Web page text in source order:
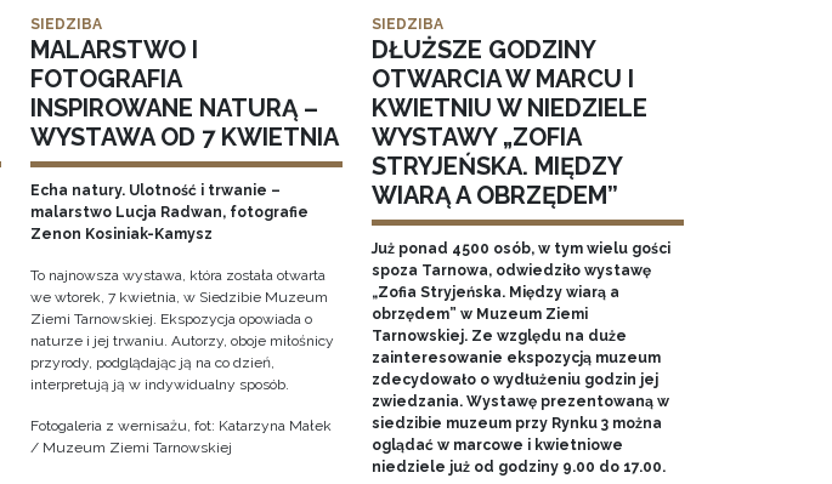
SIEDZIBA
MALARSTWO I
FOTOGRAFIA
INSPIROWANE NATURĄ –
WYSTAWA OD 7 KWIETNIA
Echa natury. Ulotność i trwanie –
malarstwo Lucja Radwan, fotografie
Zenon Kosiniak-Kamysz
To najnowsza wystawa, która została otwarta
we wtorek, 7 kwietnia, w Siedzibie Muzeum
Ziemi Tarnowskiej. Ekspozycja opowiada o
naturze i jej trwaniu. Autorzy, oboje miłośnicy
przyrody, podglądając ją na co dzień,
interpretują ją w indywidualny sposób.
Fotogaleria z wernisażu, fot: Katarzyna Małek
/ Muzeum Ziemi Tarnowskiej
SIEDZIBA
DŁUŻSZE GODZINY
OTWARCIA W MARCU I
KWIETNIU W NIEDZIELE
WYSTAWY „ZOFIA
STRYJEŃSKA. MIĘDZY
WIARĄ A OBRZĘDEM”
Już ponad 4500 osób, w tym wielu gości
spoza Tarnowa, odwiedziło wystawę
„Zofia Stryjeńska. Między wiarą a
obrzędem” w Muzeum Ziemi
Tarnowskiej. Ze względu na duże
zainteresowanie ekspozycją muzeum
zdecydowało o wydłużeniu godzin jej
zwiedzania. Wystawę prezentowaną w
siedzibie muzeum przy Rynku 3 można
oglądać w marcowe i kwietniowe
niedziele już od godziny 9.00 do 17.00.